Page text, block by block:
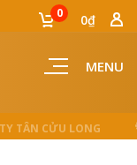
MENU
0 0₫
THỢ